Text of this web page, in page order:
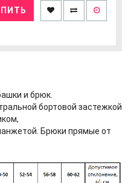
и брюк.
бортовой застежкой
Брюки прямые от